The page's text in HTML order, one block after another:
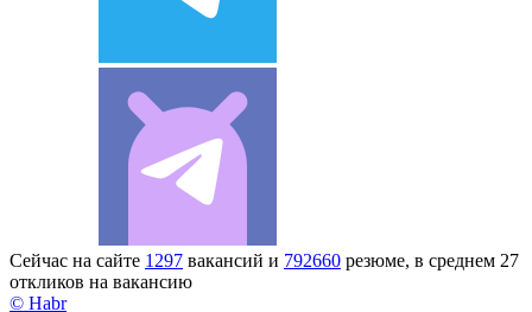
Сейчас на сайте 1297 вакансий и 792660 резюме, в среднем 27
откликов на вакансию
© Habr